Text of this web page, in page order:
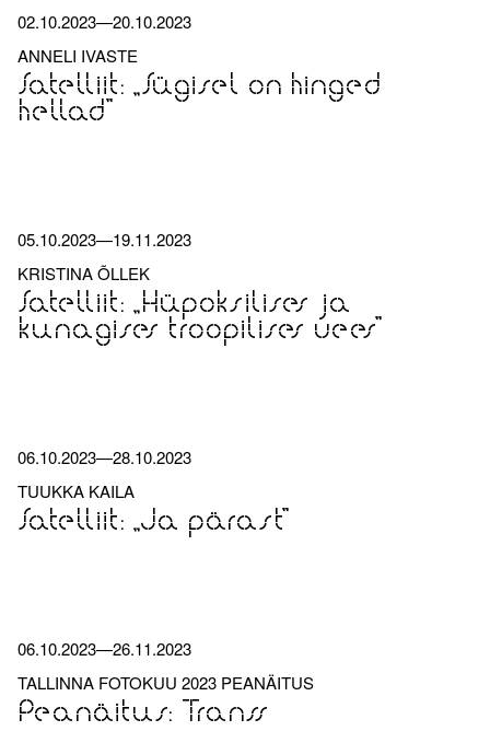
02.10.2023—20.10.2023
ANNELI IVASTE
Satelliit: „Sügisel on hinged
hellad”
05.10.2023—19.11.2023
KRISTINA ÕLLEK
Satelliit: „Hüpoksilises ja
kunagises troopilises vees”
06.10.2023—28.10.2023
TUUKKA KAILA
Satelliit: „Ja pärast”
06.10.2023—26.11.2023
TALLINNA FOTOKUU 2023 PEANÄITUS
Peanäitus: Transs